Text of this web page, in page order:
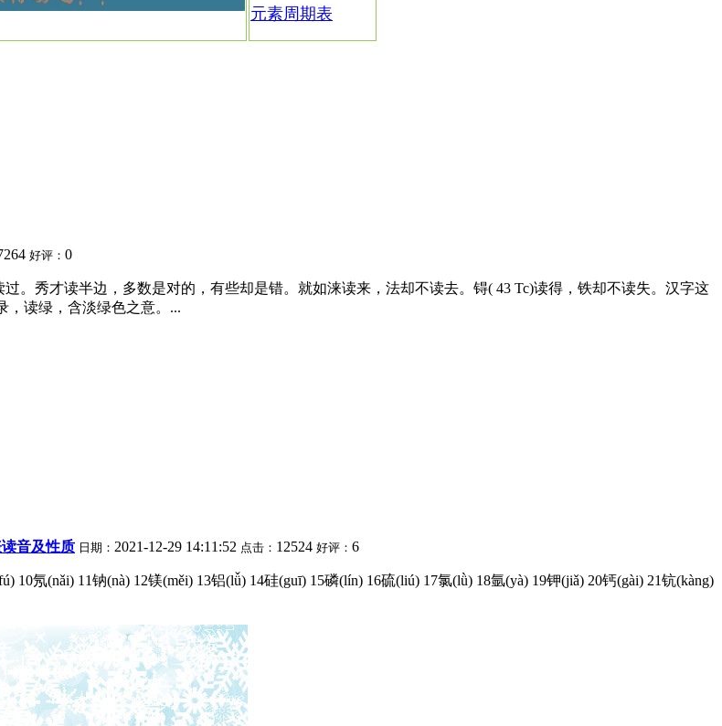
元素周期表
好评： 0
。秀才读半边，多数是对的，有些却是错。就如涞读来，法却不读去。锝( 43 Tc)读得，铁却不读失。汉字这
，读绿，含淡绿色之意。...
音及性质 日期： 2021-12-29 14:11:52 点击： 12524 好评： 6
10氖(nǎi) 11钠(nà) 12镁(měi) 13铝(lǚ) 14硅(guī) 15磷(lín) 16硫(liú) 17氯(lǜ) 18氩(yà) 19钾(jiǎ) 20钙(gài) 21钪(kàng)